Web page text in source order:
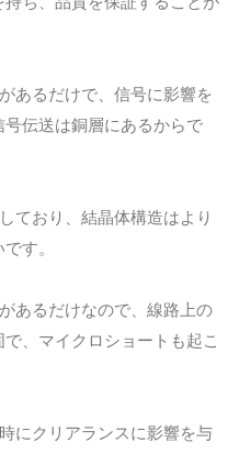
あるだけで、信号に影響を
伝送は銅層にあるからで
ており、結晶体構造はより
す。
あるだけなので、線路上の
、マイクロショートも起こ
にクリアランスに影響を与